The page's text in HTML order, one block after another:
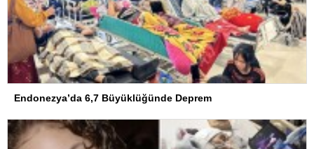
Endonezya’da 6,7 Büyüklüğünde Deprem